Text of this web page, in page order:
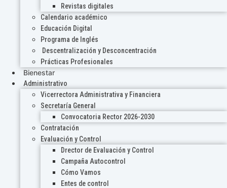
Revistas digitales
Calendario académico
Educación Digital
Programa de Inglés
Descentralización y Desconcentración
Prácticas Profesionales
Bienestar
Administrativo
Vicerrectora Administrativa y Financiera
Secretaría General
Convocatoria Rector 2026-2030
Contratación
Evaluación y Control
Drector de Evaluación y Control
Campaña Autocontrol
Cómo Vamos
Entes de control